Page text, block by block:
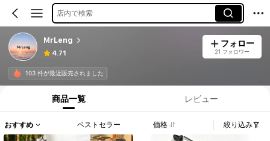
店内で検索
MrLeng
4.71
フォロー
21 フォロワー
103 件が最近販売されました
商品一覧 レビュー
おすすめ ベストセラー 価格 絞り込み